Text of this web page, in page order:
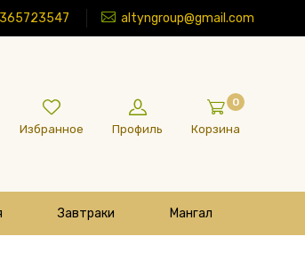
altyngroup@gmail.com
Избранное Профиль
0
Корзина
Завтраки Мангал